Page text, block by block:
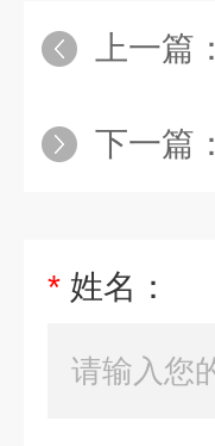
上一篇：
下一篇：
* 姓名：